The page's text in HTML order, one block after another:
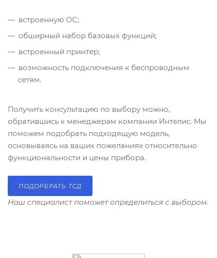
встроенную ОС;
обширный набор базовых функций;
встроенный принтер;
возможность подключения к беспроводным
сетям.
Получить консультацию по выбору можно,
обратившись к менеджерам компании Интелис. Мы
поможем подобрать подходящую модель,
основываясь на ваших пожеланиях относительно
функциональности и цены прибора.
ПОДОРБРАТЬ ТСД
Наш специалист поможет определиться с выбором.